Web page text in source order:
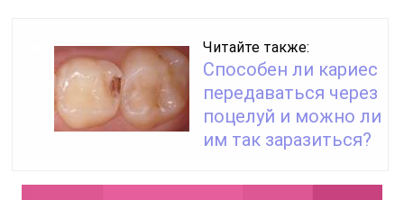
Читайте также:
Способен ли кариес
передаваться через
поцелуй и можно ли
им так заразиться?